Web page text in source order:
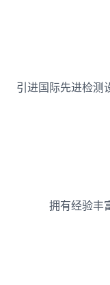
引进国际先进检测
拥有经验丰